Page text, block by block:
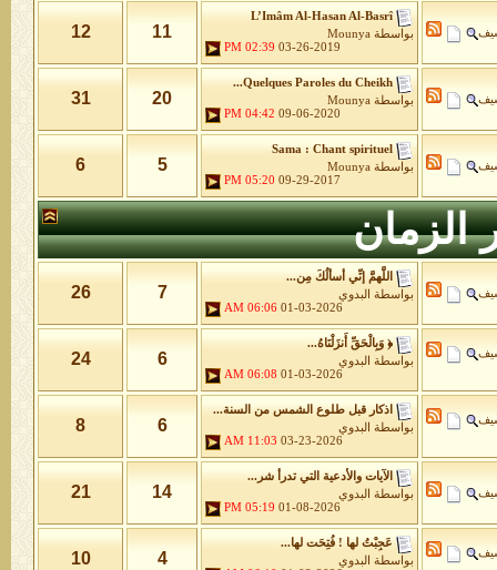
L’Imâm Al-Hasan Al-Basrî
بواسطة Mounya
03-26-2019
02:39 PM
11
12
Quelques Paroles du Cheikh...
بواسطة Mounya
09-06-2020
04:42 PM
20
31
Sama : Chant spirituel
بواسطة Mounya
09-29-2017
05:20 PM
5
6
الزمان
اللَّهمَّ إنِّي أسألُكَ مِن...
بواسطة
البدوي
01-03-2026
06:06 AM
7
26
﴿ وَبِالْحَقِّ أَنزَلْنَاهُ...
بواسطة
البدوي
01-03-2026
06:08 AM
6
24
اذكار قبل طلوع الشمس من السنة...
بواسطة
البدوي
03-23-2026
11:03 AM
6
8
الآيات والأدعية التي تدرأ شر...
بواسطة
البدوي
01-08-2026
05:19 PM
14
21
عَجِبْتُ لها ! فُتِحَت لها...
بواسطة
البدوي
4
10